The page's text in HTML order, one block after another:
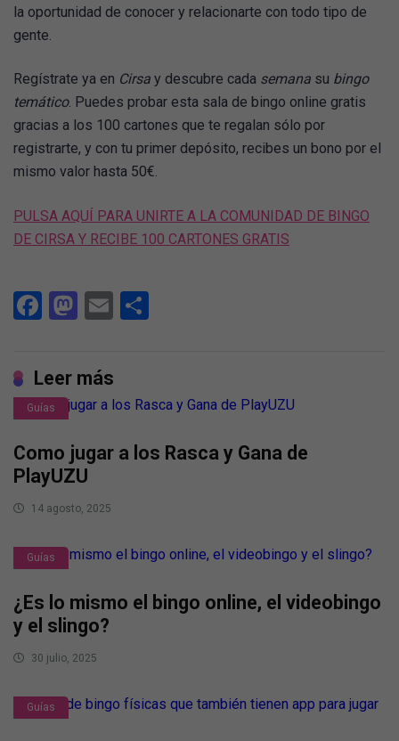
la oportunidad de conocer y relacionarte con todo tipo de
gente.
Regístrate ya en Cirsa y descubre cada semana su bingo
temático. Puedes probar esta sala de bingo online gratis
gracias a los 100 cartones que te regalan sólo por
registrarte, y con tu primer depósito, recibes un bono por el
mismo valor hasta 50€.
PULSA AQUÍ PARA UNIRTE A LA COMUNIDAD DE BINGO
DE CIRSA Y RECIBE 100 CARTONES GRATIS
Facebook
Mastodon
Email
Leer más
Guías
Como jugar a los Rasca y Gana de
PlayUZU
14 agosto, 2025
Guías
¿Es lo mismo el bingo online, el videobingo
y el slingo?
30 julio, 2025
Guías